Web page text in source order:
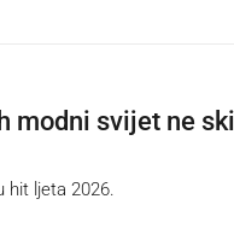
modni svijet ne
hit ljeta 2026.